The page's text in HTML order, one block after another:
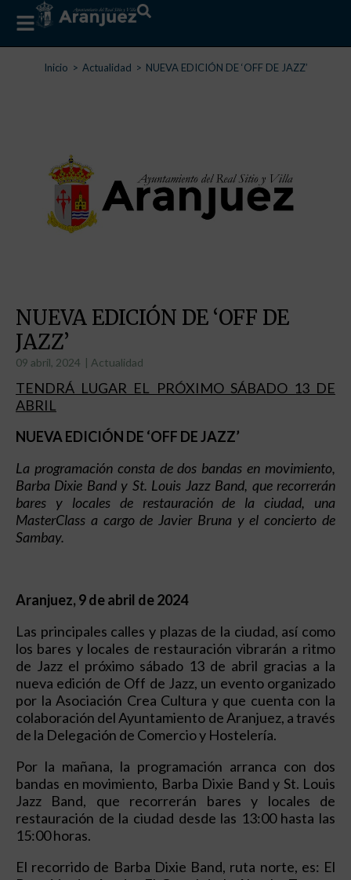
Estás aquí:
Inicio Actualidad NUEVA EDICIÓN DE ‘OFF DE JAZZ’
NUEVA EDICIÓN DE ‘OFF DE
JAZZ’
09 abril, 2024 | Actualidad
TENDRÁ LUGAR EL PRÓXIMO SÁBADO 13 DE
ABRIL
NUEVA EDICIÓN DE ‘OFF DE JAZZ’
La programación consta de dos bandas en movimiento,
Barba Dixie Bandy St. Louis Jazz Band, que recorrerán
bares y locales de restauración de la ciudad, una
MasterClass a cargo de Javier Bruna y el concierto de
Sambay.
Aranjuez, 9 de abril de 2024
Las principales calles y plazas de la ciudad, así como
los bares y locales de restauración vibrarán a ritmo
de Jazz el próximo sábado 13 de abril gracias a la
nueva edición de Off de Jazz, un evento organizado
por la Asociación Crea Cultura y que cuenta con la
colaboración del Ayuntamiento de Aranjuez, a través
de la Delegación de Comercio y Hostelería.
Por la mañana, la programación arranca con dos
bandas en movimiento, Barba Dixie Band y St. Louis
Jazz Band, que recorrerán bares y locales de
restauración de la ciudad desde las 13:00 hasta las
15:00 horas.
El recorrido de Barba Dixie Band, ruta norte, es: El